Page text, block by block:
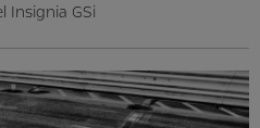
Insignia GSi